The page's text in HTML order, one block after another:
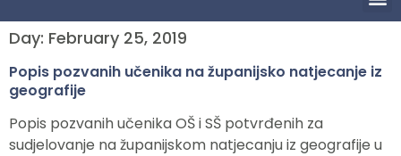
Day: February 25, 2019
Popis pozvanih učenika na županijsko natjecanje iz
geografije
Popis pozvanih učenika OŠ i SŠ potvrđenih za
sudjelovanje na županijskom natjecanju iz geografije u